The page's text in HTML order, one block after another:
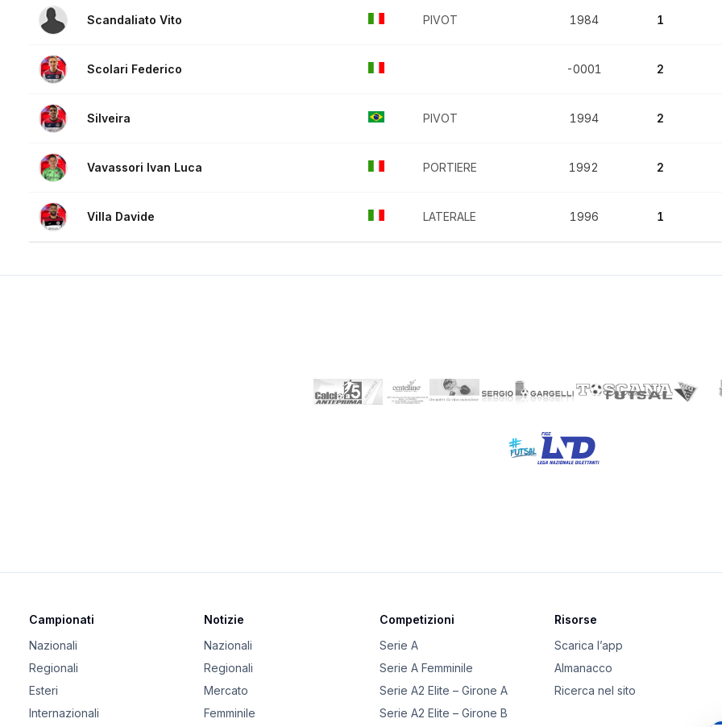
Scandaliato Vito PIVOT 1984 1
Scolari Federico -0001 2
Silveira PIVOT 1994 2
Vavassori Ivan Luca PORTIERE 1992 2
Villa Davide LATERALE 1996 1
Campionati
Nazionali
Regionali
Esteri
Internazionali
Notizie
Nazionali
Regionali
Mercato
Femminile
Competizioni
Serie A
Serie A Femminile
Serie A2 Elite – Girone A
Serie A2 Elite – Girone B
Risorse
Scarica l’app
Almanacco
Ricerca nel sito